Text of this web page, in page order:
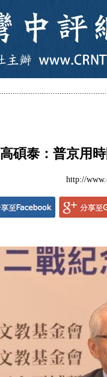
高碩泰：普京用
http://